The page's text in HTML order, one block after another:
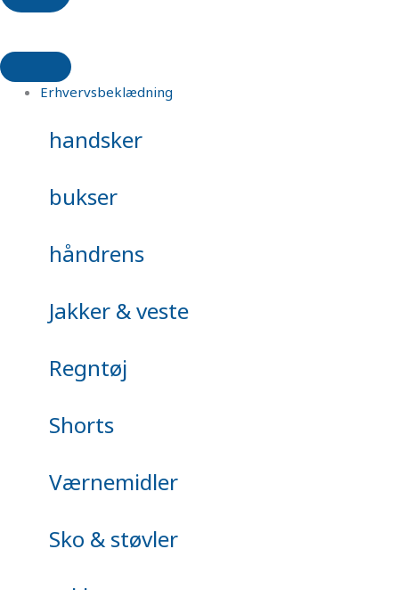
Erhvervsbeklædning
handsker
bukser
håndrens
Jakker & veste
Regntøj
Shorts
Værnemidler
Sko & støvler